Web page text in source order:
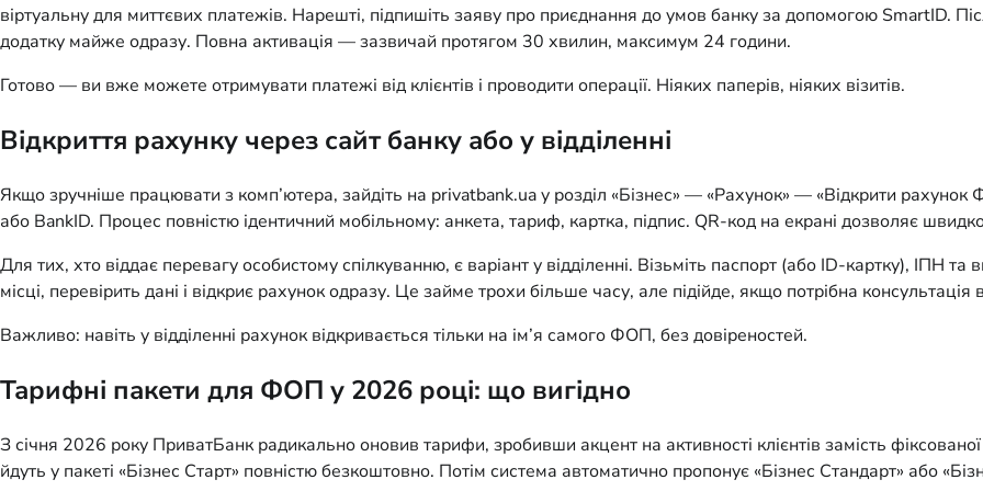
віртуальну для миттєвих платежів. Нарешті, підпишіть заяву про приєднання до умов банку за допомогою SmartID.
додатку майже одразу. Повна активація — зазвичай протягом 30 хвилин, максимум 24 години.
Готово — ви вже можете отримувати платежі від клієнтів і проводити операції. Ніяких паперів, ніяких візитів.
Відкриття рахунку через сайт банку або у відділенні
Якщо зручніше працювати з комп’ютера, зайдіть на privatbank.ua у розділ «Бізнес» — «Рахунок» — «Відкрити
або BankID. Процес повністю ідентичний мобільному: анкета, тариф, картка, підпис. QR-код на екрані дозволяє
Для тих, хто віддає перевагу особистому спілкуванню, є варіант у відділенні. Візьміть паспорт (або ID-картку),
місці, перевірить дані і відкриє рахунок одразу. Це займе трохи більше часу, але підійде, якщо потрібна
Важливо: навіть у відділенні рахунок відкривається тільки на ім’я самого ФОП, без довіреностей.
Тарифні пакети для ФОП у 2026 році: що вигідно
З січня 2026 року ПриватБанк радикально оновив тарифи, зробивши акцент на активності клієнтів замість
йдуть у пакеті «Бізнес Старт» повністю безкоштовно. Потім система автоматично пропонує «Бізнес Стандарт» або